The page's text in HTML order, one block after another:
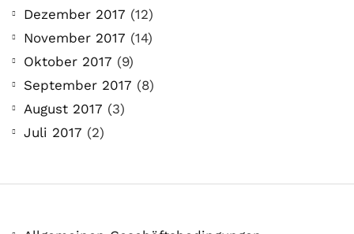
Dezember 2017 (12)
November 2017 (14)
Oktober 2017 (9)
September 2017 (8)
August 2017 (3)
Juli 2017 (2)